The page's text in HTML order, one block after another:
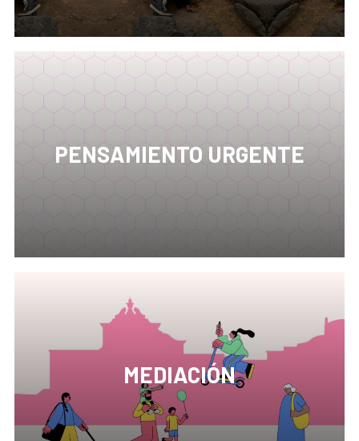
países de la región
PENSAMIENTO URGENTE
en la Asamblea General de Naciones Unidas en 2015.
MEDIACIÓN
En los últimos tiempos, los museos y centros
culturales están generando modelos
institucionales más abiertos, plurales y